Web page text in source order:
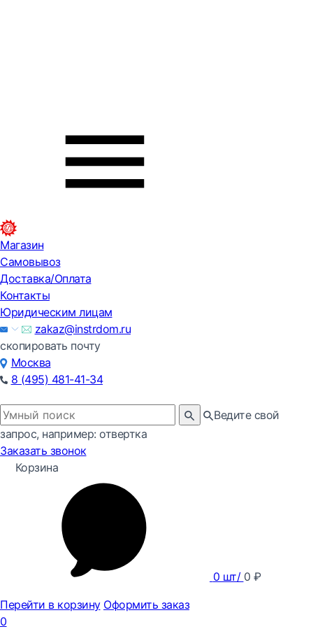
Магазин
Самовывоз
Доставка/Оплата
Контакты
Юридическим лицам
zakaz@instrdom.ru
скопировать почту
Москва
8 (495) 481-41-34
Ведите свой
запрос, например: отвертка
Заказать звонок
Корзина
0 шт/ 0 ₽
Перейти в корзину Оформить заказ
0